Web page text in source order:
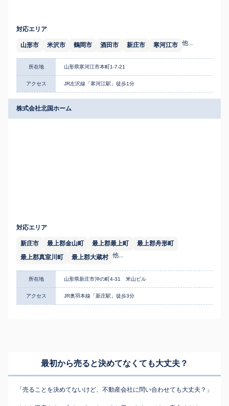
対応エリア
山形市 米沢市 鶴岡市 酒田市 新庄市 寒河江市 他...
所在地 山形県寒河江市本町1-7-21
アクセス JR左沢線「寒河江駅」徒歩1分
株式会社北国ホーム
対応エリア
新庄市 最上郡金山町 最上郡最上町
最上郡舟形町
最上郡真室川町
最上郡大蔵村 他...
所在地 山形県新庄市沖の町4-31 米山ビル
アクセス JR奥羽本線「新庄駅」徒歩3分
最初から売ると決めてなくても大丈夫？
「売ることを決めてないけど、不動産会社に問い合わせても大丈夫？」